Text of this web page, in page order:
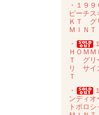
・１９
ピーチ
ＫＴ グ
ＭＩＮＴ
・
ＨＯＭ
Ｔ グリ
リ サイ
Ｔ
・
ンディ
トポロ